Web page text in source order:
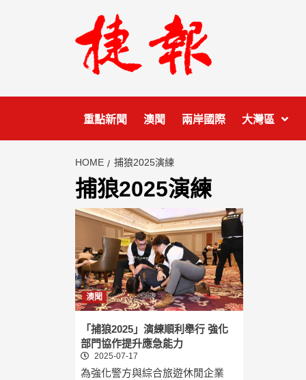
重點新聞 澳聞 兩岸國際 大灣區
HOME 捕狼2025演練
捕狼2025演練
澳聞
「捕狼2025」演練順利舉行 強化
部門協作提升應急能力
2025-07-17
為強化警方與綜合旅遊休閒企業